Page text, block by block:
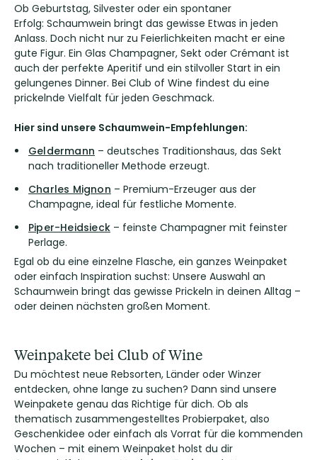
Ob Geburtstag, Silvester oder ein spontaner
Erfolg: Schaumwein bringt das gewisse Etwas in jeden
Anlass. Doch nicht nur zu Feierlichkeiten macht er eine
gute Figur. Ein Glas Champagner, Sekt oder Crémant ist
auch der perfekte Aperitif und ein stilvoller Start in ein
gelungenes Dinner. Bei Club of Wine findest du eine
prickelnde Vielfalt für jeden Geschmack.
Hier sind unsere Schaumwein-Empfehlungen:
Geldermann – deutsches Traditionshaus, das Sekt
nach traditioneller Methode erzeugt.
Charles Mignon – Premium-Erzeuger aus der
Champagne, ideal für festliche Momente.
Piper-Heidsieck – feinste Champagner mit feinster
Perlage.
Egal ob du eine einzelne Flasche, ein ganzes Weinpaket
oder einfach Inspiration suchst: Unsere Auswahl an
Schaumwein bringt das gewisse Prickeln in deinen Alltag –
oder deinen nächsten großen Moment.
Weinpakete bei Club of Wine
Du möchtest neue Rebsorten, Länder oder Winzer
entdecken, ohne lange zu suchen? Dann sind unsere
Weinpakete genau das Richtige für dich. Ob als
thematisch zusammengestelltes Probierpaket, also
Geschenkidee oder einfach als Vorrat für die kommenden
Wochen – mit einem Weinpaket holst du dir